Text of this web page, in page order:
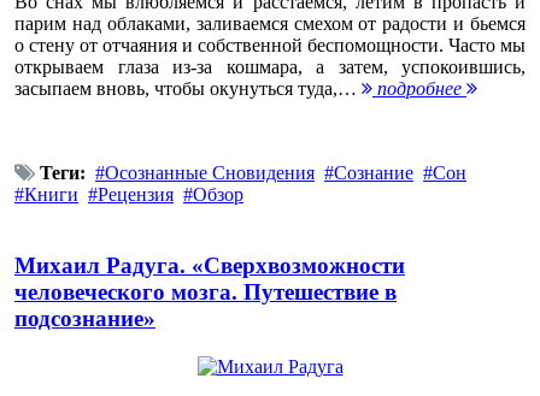
парим над облаками, заливаемся смехом от радости и бьемся
о стену от отчаяния и собственной беспомощности. Часто мы
открываем глаза из-за кошмара, а затем, успокоившись,
засыпаем вновь, чтобы окунуться туда,…
подробнее
Теги: Осознанные Сновидения Сознание
Сон
Книги
Рецензия Обзор
Михаил Радуга. «Сверхвозможности
человеческого мозга. Путешествие в
подсознание»